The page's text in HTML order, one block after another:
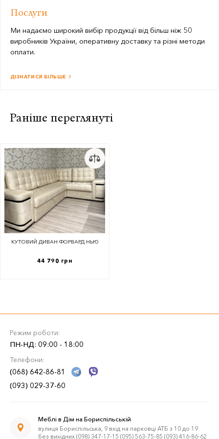
Послуги
Ми надаємо широкий вибір продукції від більш ніж 50
виробників України, оперативну доставку та різні методи
оплати.
ДІЗНАТИСЯ БІЛЬШЕ
Раніше переглянуті
КУТОВИЙ ДИВАН ФОРВАРД НЬЮ
44 790 грн
Режим роботи:
ПН-НД: 09:00 - 18:00
Телефони:
(068) 642-86-81
(093) 029-37-60
Меблі в Дім на Бориспільській
вулиця Бориспільська, 9 вхід на парковці АТБ з 10 до 19
без вихідних (098) 347-17-15 (095) 563-75-85 (093) 416-86-62